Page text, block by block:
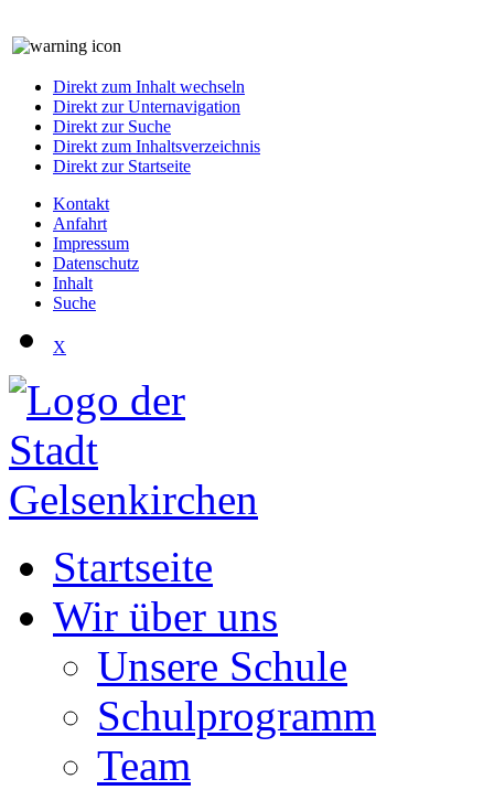
Direkt zum Inhalt wechseln
Direkt zur Unternavigation
Direkt zur Suche
Direkt zum Inhaltsverzeichnis
Direkt zur Startseite
Kontakt
Anfahrt
Impressum
Datenschutz
Inhalt
Suche
X
Startseite
Wir über uns
Unsere Schule
Schulprogramm
Team